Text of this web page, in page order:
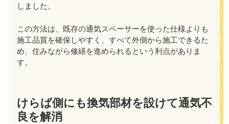
しました。
この方法は、既存の通気スペーサーを使った仕様よりも
施工品質を確保しやすく、すべて外側から施工できるた
め、住みながら修繕を進められるという利点がありま
す。
けらば側にも換気部材を設けて通気不
良を解消